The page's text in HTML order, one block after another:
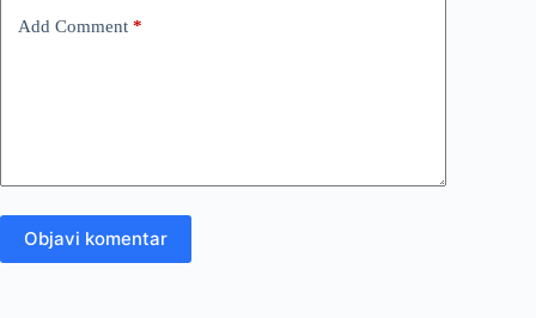
Add Comment *
Objavi komentar